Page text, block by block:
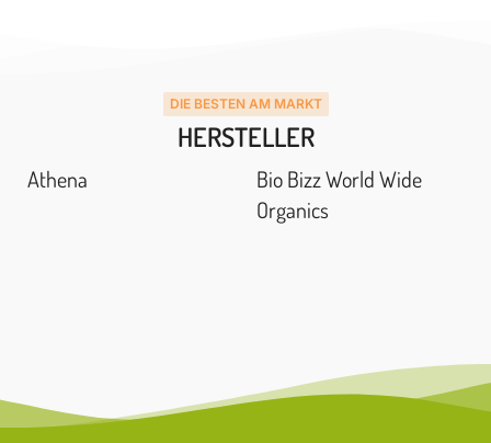
DIE BESTEN AM MARKT
HERSTELLER
Athena
Bio Bizz World Wide
Organics